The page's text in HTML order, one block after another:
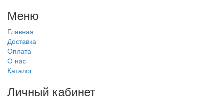
Меню
Главная
Доставка
Оплата
О нас
Каталог
Личный кабинет